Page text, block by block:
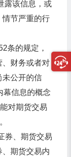
露该信息，或
节严重的行
条的规定，
、财务或者对
未公开的信
幕信息的概念
对期货交易
券、期货交易
期货交易内